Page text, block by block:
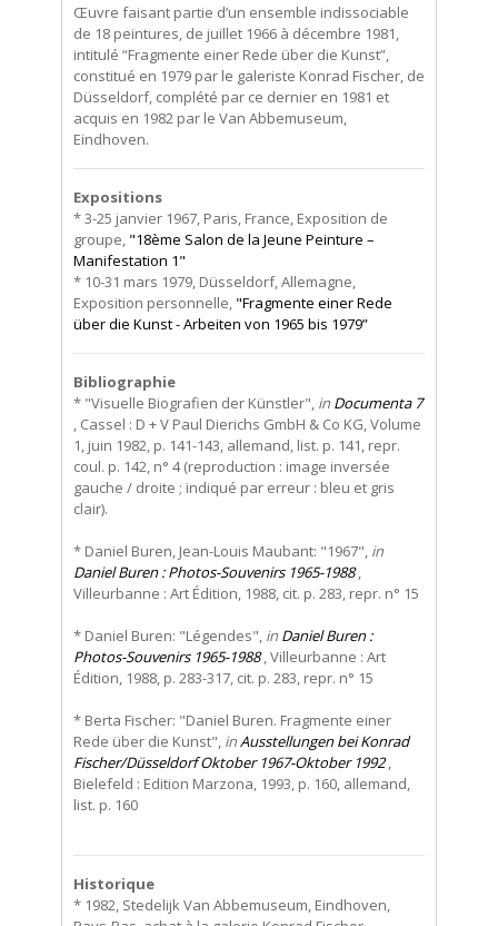
Œuvre faisant partie d’un ensemble indissociable
de 18 peintures, de juillet 1966 à décembre 1981,
intitulé “Fragmente einer Rede über die Kunst”,
constitué en 1979 par le galeriste Konrad Fischer, de
Düsseldorf, complété par ce dernier en 1981 et
acquis en 1982 par le Van Abbemuseum,
Eindhoven.
Expositions
* 3-25 janvier 1967, Paris, France, Exposition de
groupe, "18ème Salon de la Jeune Peinture –
Manifestation 1"
* 10-31 mars 1979, Düsseldorf, Allemagne,
Exposition personnelle, "Fragmente einer Rede
über die Kunst - Arbeiten von 1965 bis 1979”
Bibliographie
* "Visuelle Biografien der Künstler", in Documenta 7
, Cassel : D + V Paul Dierichs GmbH & Co KG, Volume
1, juin 1982, p. 141-143, allemand, list. p. 141, repr.
coul. p. 142, n° 4 (reproduction : image inversée
gauche / droite ; indiqué par erreur : bleu et gris
clair).
* Daniel Buren, Jean-Louis Maubant: "1967", in
Daniel Buren : Photos-Souvenirs 1965-1988,
Villeurbanne : Art Édition, 1988, cit. p. 283, repr. n° 15
* Daniel Buren: "Légendes", in Daniel Buren :
Photos-Souvenirs 1965-1988, Villeurbanne : Art
Édition, 1988, p. 283-317, cit. p. 283, repr. n° 15
* Berta Fischer: "Daniel Buren. Fragmente einer
Rede über die Kunst", inAusstellungen bei Konrad
Fischer/Düsseldorf Oktober 1967-Oktober 1992,
Bielefeld : Edition Marzona, 1993, p. 160, allemand,
list. p. 160
Historique
* 1982, Stedelijk Van Abbemuseum, Eindhoven,